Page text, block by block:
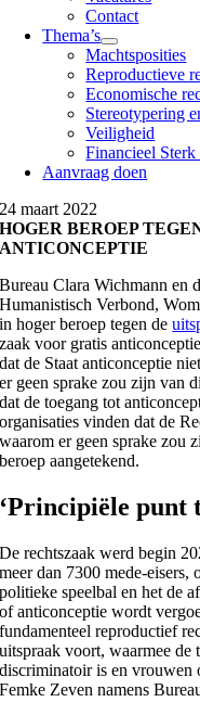
Contact
Thema’s
Machtsposities
Reproductieve
Economische
Stereotypering
Veiligheid
Financieel
Aanvraag doen
24 maart 2022
HOGER BEROEP
ANTICONCEPTIE
Bureau Clara Wichmann en
Humanistisch Verbond,
in hoger beroep tegen de
zaak voor gratis
dat de Staat anticonceptie
er geen sprake zou zijn van
dat de toegang tot
organisaties vindendat de
waarom er geen sprake zou
beroep aangetekend.
‘Principiële punt
De rechtszaak werd begin
meer dan 7300 mede-eisers,
politieke speelbal en het de
of anticonceptie wordt
fundamenteel reproductief
uitspraak voort, waarmee de
discriminatoir is en vrouwen
Femke Zeven namens